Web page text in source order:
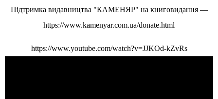
Підтримка видавництва "КАМЕНЯР" на книговидання —
https://www.kamenyar.com.ua/donate.html
https://www.youtube.com/watch?v=JJKOd-kZvRs